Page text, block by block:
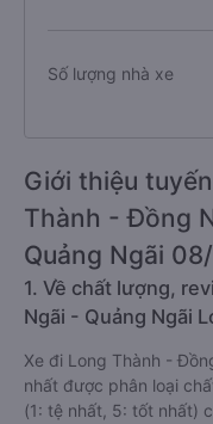
Số lượng nhà xe
Giới thiệu
Thành - Đồng
Quảng Ngãi
1. Về chất lượng,
Ngãi - Quảng Ngãi
Xe đi Long Thành -
nhất được phân loại
(1: tệ nhất, 5: tốt nhất)